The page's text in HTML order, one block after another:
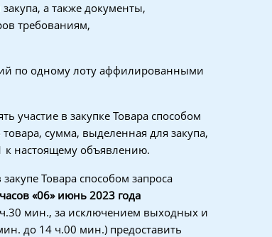
а также документы,
требованиям,
по одному лоту аффилированными
участие в закупке Товара способом
сумма, выделенная для закупа,
к настоящему объявлению.
Товара способом запроса
«06»июнь 2023 года
мин., за исключением выходных и
до 14 ч.00 мин.) предоставить